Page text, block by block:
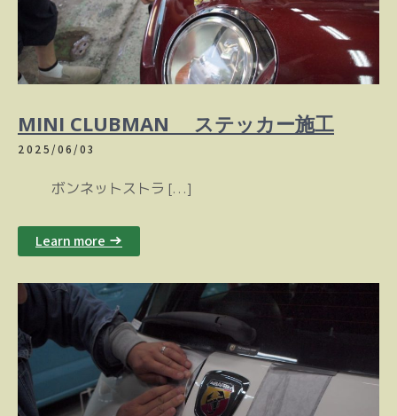
MINI CLUBMAN ステッカー施工
2025/06/03
ボンネットストラ […]
Learn more →